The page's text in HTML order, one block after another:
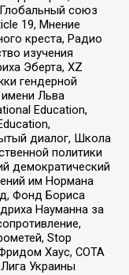
союз
19, Мнение
креста, Радио
изучения
Эберта, XZ
гендерной
Льва
Education,
диалог, Школа
политики
демократический
им Нормана
Фонд Бориса
Науманна за
Stop
Хаус, СОТА
Украины